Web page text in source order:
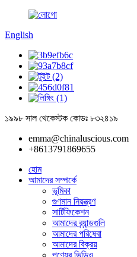
English
১৯৯৮ সাল থেকেস্টক কোডঃ ৮৩২৪১৯
emma@chinaluscious.com
+8613791869655
হোম
আমাদের সম্পর্কে
ভূমিকা
গুণমান নিয়ন্ত্রণ
সার্টিফিকেশন
আমাদের ব্র্যান্ডগুলি
আমাদের পরিষেবা
আমাদের বিক্রয়
পণ্যের ভিডিও